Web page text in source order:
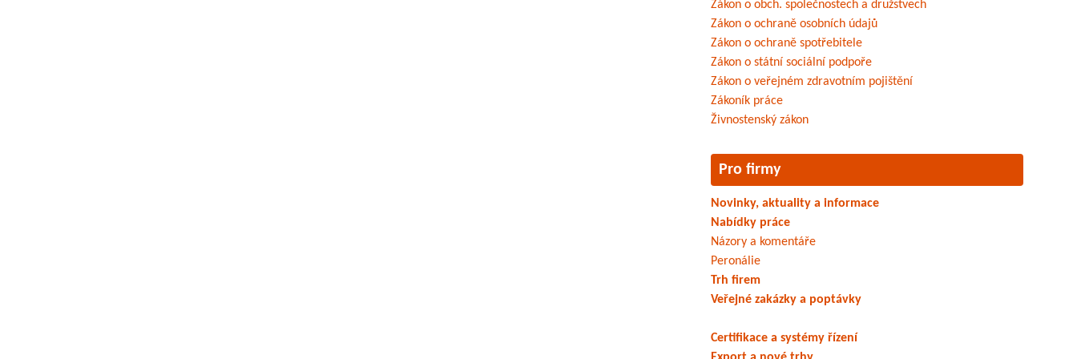
Zákon o obch. společnostech a družstvech
Zákon o ochraně osobních údajů
Zákon o ochraně spotřebitele
Zákon o státní sociální podpoře
Zákon o veřejném zdravotním pojištění
Zákoník práce
Živnostenský zákon
Pro firmy
Novinky, aktuality a informace
Nabídky práce
Názory a komentáře
Peronálie
Trh firem
Veřejné zakázky a poptávky
Certifikace a systémy řízení